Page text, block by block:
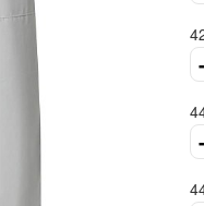
-
-